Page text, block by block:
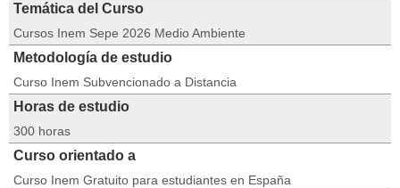
Temática del Curso
Cursos Inem Sepe 2026 Medio Ambiente
Metodología de estudio
Curso Inem Subvencionado a Distancia
Horas de estudio
300 horas
Curso orientado a
Curso Inem Gratuito para estudiantes en España